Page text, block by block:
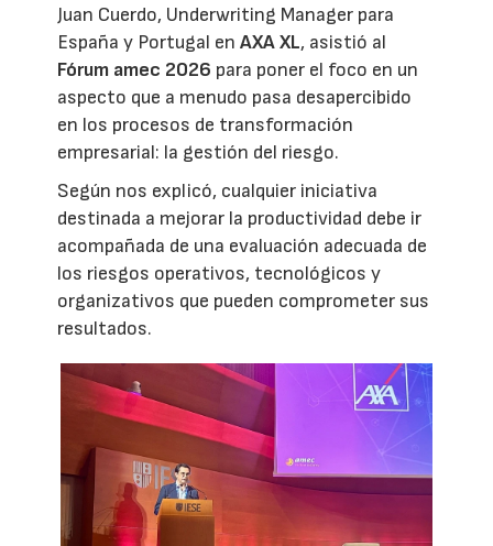
Juan Cuerdo, Underwriting Manager para
España y Portugal enAXA XL, asistió al
Fórum amec 2026 para poner el foco en un
aspecto que a menudo pasa desapercibido
en los procesos de transformación
empresarial: la gestión del riesgo.
Según nos explicó, cualquier iniciativa
destinada a mejorar la productividad debe ir
acompañada de una evaluación adecuada de
los riesgos operativos, tecnológicos y
organizativos que pueden comprometer sus
resultados.